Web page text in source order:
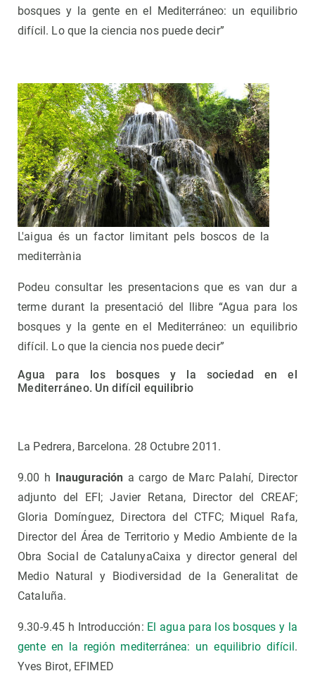
bosques y la gente en el Mediterráneo: un equilibrio
difícil. Lo que la ciencia nos puede decir”
L'aigua és un factor limitant pels boscos de la
mediterrània
Podeu consultar les presentacions que es van dur a
terme durant la presentació del llibre “Agua para los
bosques y la gente en el Mediterráneo: un equilibrio
difícil. Lo que la ciencia nos puede decir”
Agua para los bosques y la sociedad en el
Mediterráneo. Un difícil equilibrio
La Pedrera, Barcelona. 28 Octubre 2011.
9.00 h Inauguración a cargo de Marc Palahí, Director
adjunto del EFI; Javier Retana, Director del CREAF;
Gloria Domínguez, Directora del CTFC; Miquel Rafa,
Director del Área de Territorio y Medio Ambiente de la
Obra Social de CatalunyaCaixa y director general del
Medio Natural y Biodiversidad de la Generalitat de
Cataluña.
9.30-9.45 h Introducción: El agua para los bosques y la
gente en la región mediterránea: un equilibrio difícil.
Yves Birot, EFIMED